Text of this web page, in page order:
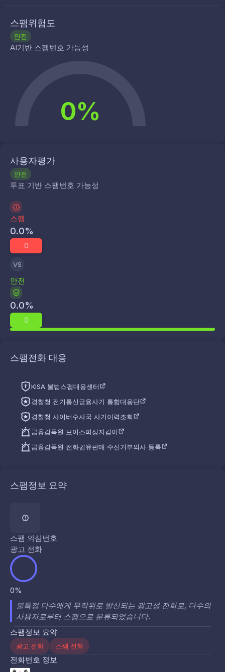
스팸위험도
안전
AI기반 스팸번호 가능성
0%
사용자평가
안전
투표 기반 스팸번호 가능성
스팸
0.0%
0
VS
안전
0.0%
0
스팸전화 대응
KISA 불법스팸대응센터
경찰청 전기통신금융사기 통합대응단
경찰청 사이버수사국 사기이력조회
금융감독원 보이스피싱지킴이
금융감독원 전화권유판매 수신거부의사 등록
스팸정보 요약
스팸 의심번호
광고 전화
0%
불특정 다수에게 무작위로 발신되는 광고성 전화로, 다수의
사용자로부터 스팸으로 분류되었습니다.
스팸정보 요약
광고 전화 스팸 전화
전화번호 정보